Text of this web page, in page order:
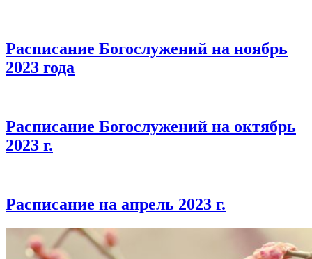
Расписание Богослужений на ноябрь
2023 года
Расписание Богослужений на октябрь
2023 г.
Расписание на апрель 2023 г.